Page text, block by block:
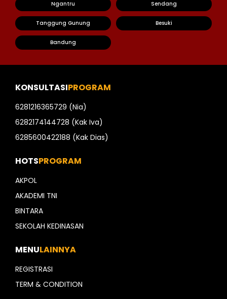
Ngantru Sendang
Tanggung Gunung Besuki
Bandung
KONSULTASIPROGRAM
6281216365729 (Nia)
6282174144728 (Kak Iva)
6285600422188 (Kak Dias)
HOTSPROGRAM
AKPOL
AKADEMI TNI
BINTARA
SEKOLAH KEDINASAN
MENULAINNYA
REGISTRASI
TERM & CONDITION